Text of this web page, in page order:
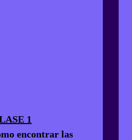
1
encontrar las